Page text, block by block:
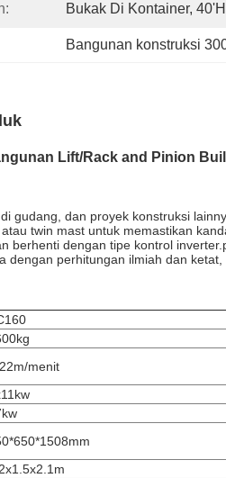
Bukak Di Kontainer,
Bangunan konstruksi
Lift/Rack and Pinion
gudang, dan proyek konstruksi
twin mast untuk memastikan
berhenti dengan tipe kontrol inverter.
dengan perhitungan ilmiah dan
menit